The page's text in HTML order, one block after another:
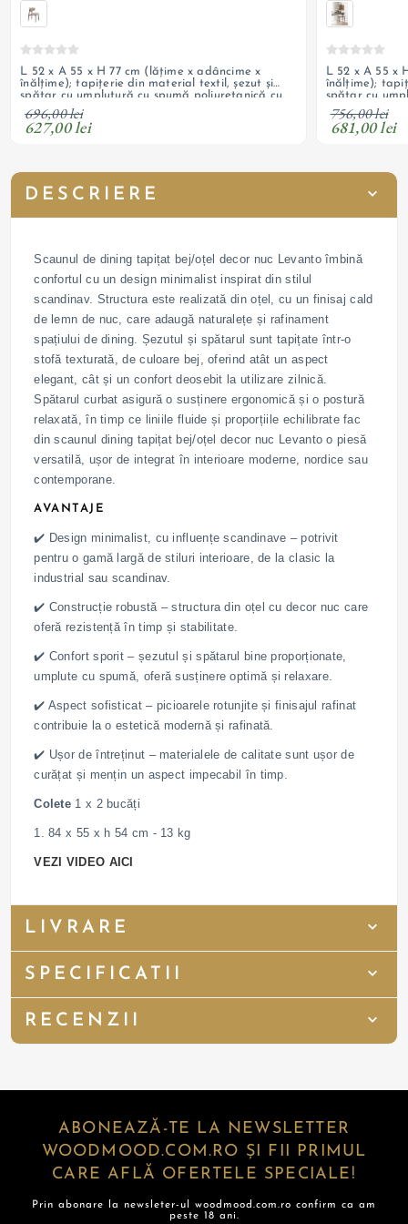
L 52 x A 55 x H 77 cm (lățime x adâncime x
înălțime); tapițerie din material textil, șezut și
spătar cu umplutură cu spumă poliuretanică cu
densitate T 28, picioare din oțel cu decor stejar
696,00 lei
627,00 lei
L 52 x A 55 x
înălțime);
spătar cu
densitate T
756,00 lei
681,00 lei
DESCRIERE
Scaunul de dining tapițat bej/oțel decor nuc Levanto îmbină
confortul cu un design minimalist inspirat din stilul
scandinav. Structura este realizată din oțel, cu un finisaj cald
de lemn de nuc, care adaugă naturalețe și rafinament
spațiului de dining. Șezutul și spătarul sunt tapițate într-o
stofă texturată, de culoare bej, oferind atât un aspect
elegant, cât și un confort deosebit la utilizare zilnică.
Spătarul curbat asigură o susținere ergonomică și o postură
relaxată, în timp ce liniile fluide și proporțiile echilibrate fac
din scaunul dining tapițat bej/oțel decor nuc Levanto o piesă
versatilă, ușor de integrat în interioare moderne, nordice sau
contemporane.
AVANTAJE
✔️ Design minimalist, cu influențe scandinave – potrivit
pentru o gamă largă de stiluri interioare, de la clasic la
industrial sau scandinav.
✔️ Construcție robustă – structura din oțel cu decor nuc care
oferă rezistență în timp și stabilitate.
✔️ Confort sporit – șezutul și spătarul bine proporționate,
umplute cu spumă, oferă susținere optimă și relaxare.
✔️ Aspect sofisticat – picioarele rotunjite și finisajul rafinat
contribuie la o estetică modernă și rafinată.
✔️ Ușor de întreținut – materialele de calitate sunt ușor de
curățat și mențin un aspect impecabil în timp.
Colete 1 x 2 bucăți
1. 84 x 55 x h 54 cm - 13 kg
VEZI VIDEO AICI
LIVRARE
SPECIFICATII
RECENZII
ABONEAZĂ-TE LA NEWSLETTER
WOODMOOD.COM.RO ȘI FII PRIMUL
CARE AFLĂ OFERTELE SPECIALE!
Prin abonare la newsleter-ul woodmood.com.ro confirm ca am
peste 18 ani.